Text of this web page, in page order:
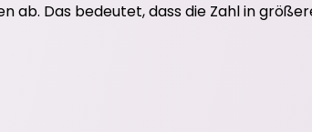
ab. Das bedeutet, dass die Zahl in